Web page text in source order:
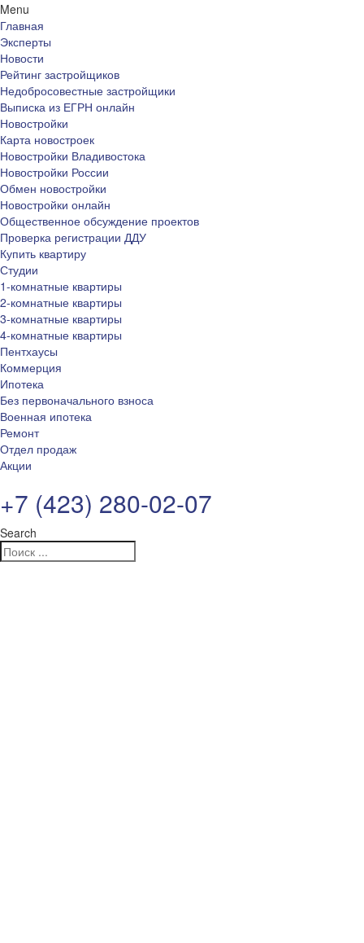
Menu
Главная
Эксперты
Новости
Рейтинг застройщиков
Недобросовестные застройщики
Выписка из ЕГРН онлайн
Новостройки
Карта новостроек
Новостройки Владивостока
Новостройки России
Обмен новостройки
Новостройки онлайн
Общественное обсуждение проектов
Проверка регистрации ДДУ
Купить квартиру
Студии
1-комнатные квартиры
2-комнатные квартиры
3-комнатные квартиры
4-комнатные квартиры
Пентхаусы
Коммерция
Ипотека
Без первоначального взноса
Военная ипотека
Ремонт
Отдел продаж
Акции
+7 (423) 280-02-07
Search